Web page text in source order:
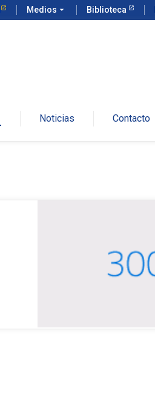
Medios arrow_drop_down Biblioteca
Noticias Contacto